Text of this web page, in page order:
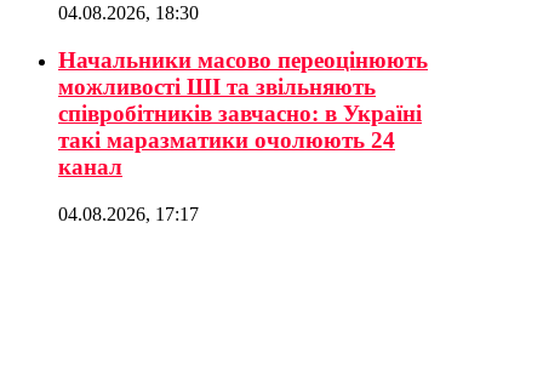
04.08.2026, 18:30
Начальники масово переоцінюють
можливості ШІ та звільняють
співробітників завчасно: в Україні
такі маразматики очолюють 24
канал
04.08.2026, 17:17